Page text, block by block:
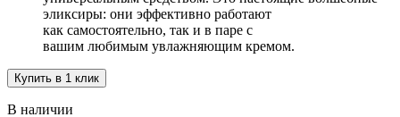
эликсиры: они эффективно работают
как самостоятельно, так и в паре с
вашим любимым увлажняющим кремом.
Купить в 1 клик
В наличии